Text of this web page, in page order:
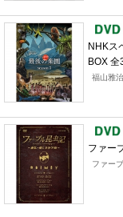
NHKス
BOX 全
福山雅
ファー
ファー